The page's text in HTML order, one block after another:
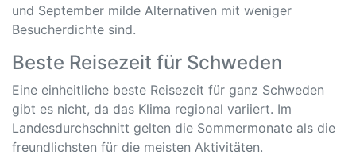
und September milde Alternativen mit weniger
Besucherdichte sind.
Beste Reisezeit für Schweden
Eine einheitliche beste Reisezeit für ganz Schweden
gibt es nicht, da das Klima regional variiert. Im
Landesdurchschnitt gelten die Sommermonate als die
freundlichsten für die meisten Aktivitäten.